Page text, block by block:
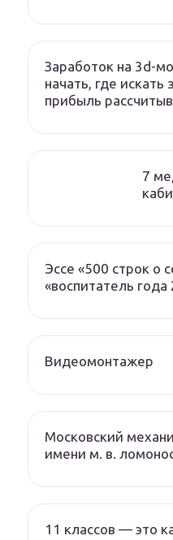
Заработок на 3d-
начать, где искать
прибыль
7
Эссе «500 строк о
«воспитатель года
Видеомонтажер
Московский
имени м. в.
11 классов — это